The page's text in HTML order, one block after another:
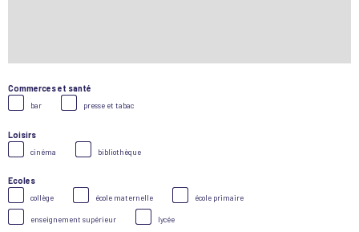
Commerces et santé
bar presse et tabac
Loisirs
cinéma bibliothèque
Ecoles
collège école maternelle école primaire
enseignement supérieur lycée